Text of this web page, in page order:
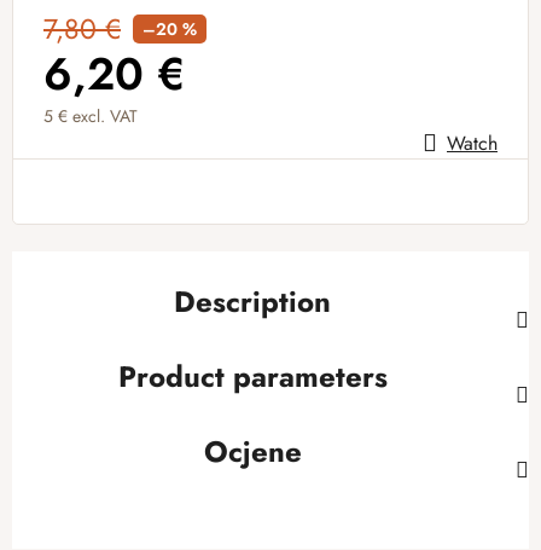
7,80 € –20 %
6,20 €
5 € excl. VAT
Measure price: Watch
Description
Product parameters
Ocjene